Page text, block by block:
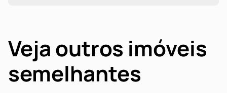
Veja outros imóveis
semelhantes